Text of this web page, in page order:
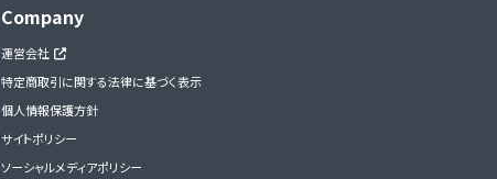
Company
運営会社
特定商取引に関する法律に基づく表示
個人情報保護方針
サイトポリシー
ソーシャルメディアポリシー